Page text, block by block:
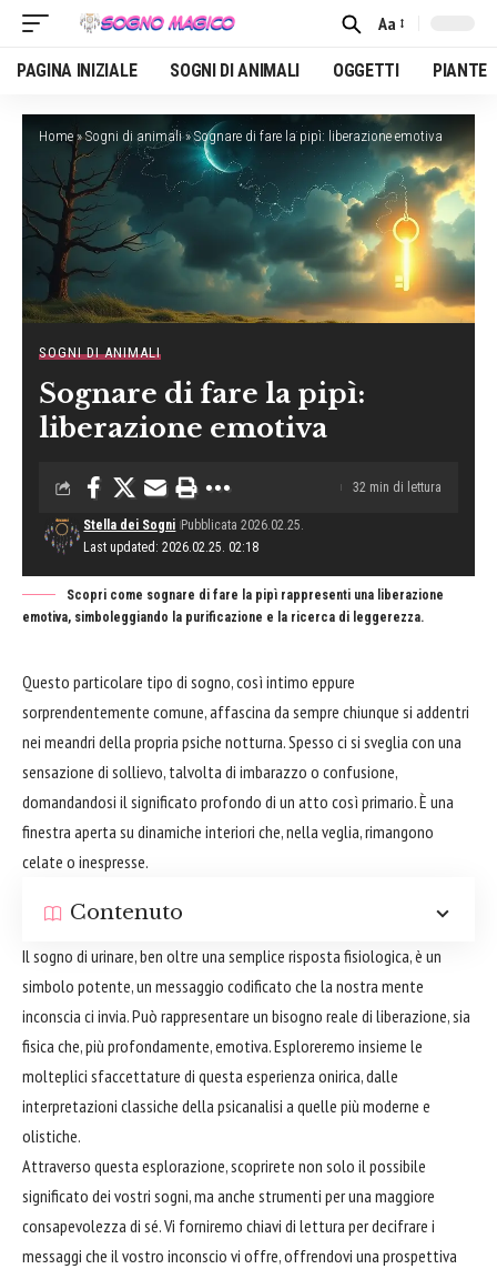
Font
Resizer
Aa
PAGINA INIZIALE SOGNI DI ANIMALI OGGETTI PIANTE
Home »Sogni di animali»Sognare di fare la pipì: liberazione emotiva
SOGNI DI ANIMALI
Sognare di fare la pipì:
liberazione emotiva
Last updated: 2026.02.25. 02:18
Stella dei Sogni Pubblicata 2026.02.25.
32 min di lettura
Scopri come sognare di fare la pipì rappresenti una liberazione
emotiva, simboleggiando la purificazione e la ricerca di leggerezza.
Questo particolare tipo di sogno, così intimo eppure
sorprendentemente comune, affascina da sempre chiunque si addentri
nei meandri della propria psiche notturna. Spesso ci si sveglia con una
sensazione di sollievo, talvolta di imbarazzo o confusione,
domandandosi il significato profondo di un atto così primario. È una
finestra aperta su dinamiche interiori che, nella veglia, rimangono
celate o inespresse.
Contenuto
Il sogno di urinare, ben oltre una semplice risposta fisiologica, è un
simbolo potente, un messaggio codificato che la nostra mente
inconscia ci invia. Può rappresentare un bisogno reale di liberazione, sia
fisica che, più profondamente, emotiva. Esploreremo insieme le
molteplici sfaccettature di questa esperienza onirica, dalle
interpretazioni classiche della psicanalisi a quelle più moderne e
olistiche.
Attraverso questa esplorazione, scoprirete non solo il possibile
significato dei vostri sogni, ma anche strumenti per una maggiore
consapevolezza di sé. Vi forniremo chiavi di lettura per decifrare i
messaggi che il vostro inconscio vi offre, offrendovi una prospettiva